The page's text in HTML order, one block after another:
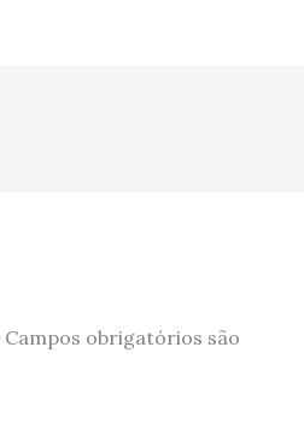
Campos obrigatórios são